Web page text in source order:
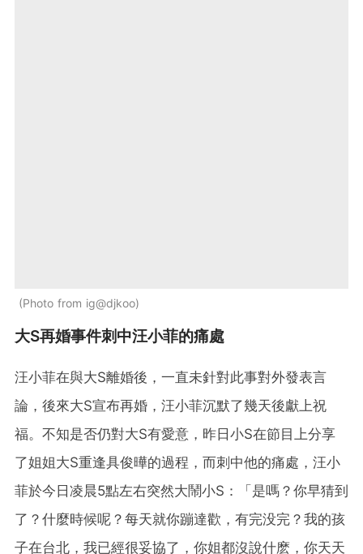
Photo from ig@djkoo
大S再婚事件刺中汪小菲的痛處
汪小菲在與大S離婚後，一直未針對此事對外發表言
論，後來大S宣布再婚，汪小菲沉默了幾天後獻上祝
福。不知是否仍對大S有愛意，昨日小S在節目上分享
了姐姐大S重逢具俊曄的過程，而刺中他的痛處，汪小
菲於今日凌晨5點左右突然大鬧小S：「是嗎？你早猜到
了？什麼時候呢？每天就你蹦達歡，有完没完？我的孩
子在台北，我已經很妥協了，你姐都沒說什麽，你天天